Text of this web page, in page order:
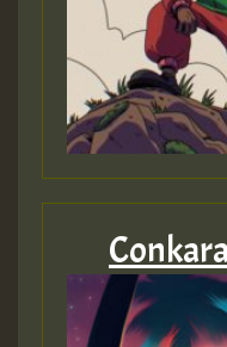
Guest_805
Guest_805
Guest_75